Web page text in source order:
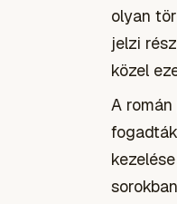
olyan
jelzi
közel
A